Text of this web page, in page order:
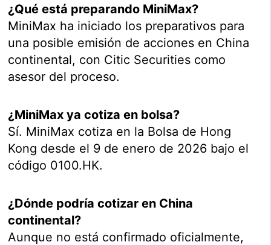
¿Qué está preparando MiniMax?
MiniMax ha iniciado los preparativos para
una posible emisión de acciones en China
continental, con Citic Securities como
asesor del proceso.
¿MiniMax ya cotiza en bolsa?
Sí. MiniMax cotiza en la Bolsa de Hong
Kong desde el 9 de enero de 2026 bajo el
código 0100.HK.
¿Dónde podría cotizar en China
continental?
Aunque no está confirmado oficialmente,